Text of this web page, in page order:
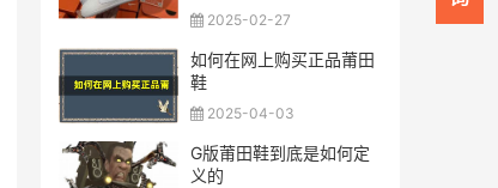
2025-02-27
如何在网上购买正品莆田
鞋
2025-04-03
G版莆田鞋到底是如何定
义的